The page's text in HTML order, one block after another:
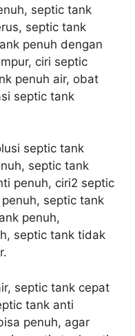
septic tank
septic tank
penuh dengan
ciri septic
penuh air, obat
septic tank
septic tank
septic tank
penuh, ciri2 septic
septic tank
penuh,
septic tank tidak
septic tank cepat
tank anti
penuh, agar